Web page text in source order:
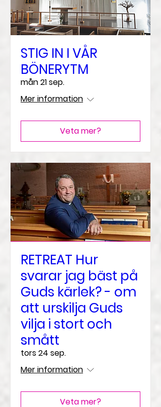
STIG IN I VÅR
BÖNERYTM
mån 21 sep.
Mer information
Veta mer?
RETREAT Hur
svarar jag bäst på
Guds kärlek? - om
att urskilja Guds
vilja i stort och
smått
tors 24 sep.
Mer information
Veta mer?